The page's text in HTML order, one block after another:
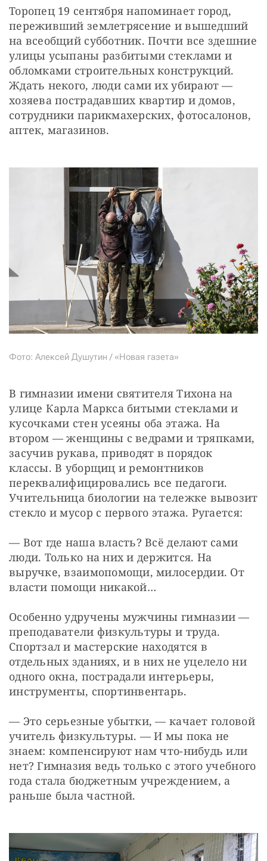
Торопец 19 сентября напоминает город,
переживший землетрясение и вышедший
на всеобщий субботник. Почти все здешние
улицы усыпаны разбитыми стеклами и
обломками строительных конструкций.
Ждать некого, люди сами их убирают —
хозяева пострадавших квартир и домов,
сотрудники парикмахерских, фотосалонов,
аптек, магазинов.
Фото: Алексей Душутин / «Новая газета»
В гимназии имени святителя Тихона на
улице Карла Маркса битыми стеклами и
кусочками стен усеяны оба этажа. На
втором — женщины с ведрами и тряпками,
засучив рукава, приводят в порядок
классы. В уборщиц и ремонтников
переквалифицировались все педагоги.
Учительница биологии на тележке вывозит
стекло и мусор с первого этажа. Ругается:
— Вот где наша власть? Всё делают сами
люди. Только на них и держится. На
выручке, взаимопомощи, милосердии. От
власти помощи никакой…
Особенно удручены мужчины гимназии —
преподаватели физкультуры и труда.
Спортзал и мастерские находятся в
отдельных зданиях, и в них не уцелело ни
одного окна, пострадали интерьеры,
инструменты, спортинвентарь.
— Это серьезные убытки, — качает головой
учитель физкультуры. — И мы пока не
знаем: компенсируют нам что-нибудь или
нет? Гимназия ведь только с этого учебного
года стала бюджетным учреждением, а
раньше была частной.